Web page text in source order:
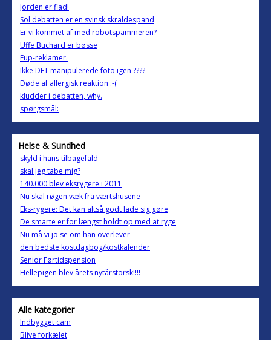
Jorden er flad!
Sol debatten er en svinsk skraldespand
Er vi kommet af med robotspammeren?
Uffe Buchard er bøsse
Fup-reklamer.
Ikke DET manipulerede foto igen ????
Døde af allergisk reaktion :-(
kludder i debatten, why.
spørgsmål:
Helse & Sundhed
skyld i hans tilbagefald
skal jeg tabe mig?
140.000 blev eksrygere i 2011
Nu skal røgen væk fra værtshusene
Eks-rygere: Det kan altså godt lade sig gøre
De smarte er for længst holdt op med at ryge
Nu må vi jo se om han overlever
den bedste kostdagbog/kostkalender
Senior Førtidspension
Hellepigen blev årets nytårstorsk!!!!
Alle kategorier
Indbygget cam
Blive forkælet